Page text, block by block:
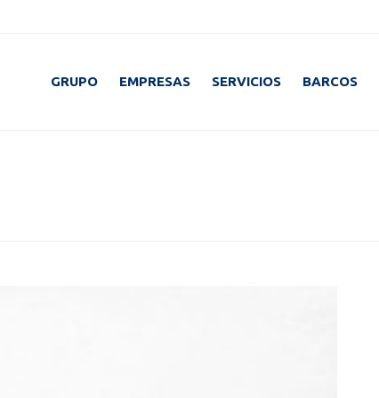
GRUPO EMPRESAS SERVICIOS BARCOS